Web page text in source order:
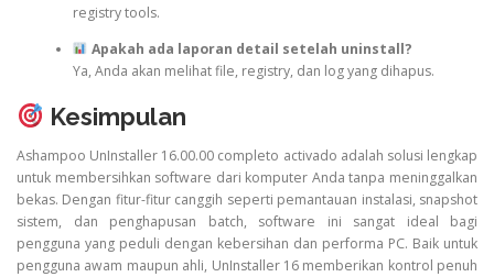
registry tools.
Apakah ada laporan detail setelah uninstall?
Ya, Anda akan melihat file, registry, dan log yang dihapus.
Kesimpulan
Ashampoo UnInstaller 16.00.00 completo activado adalah solusi lengkap
untuk membersihkan software dari komputer Anda tanpa meninggalkan
bekas. Dengan fitur-fitur canggih seperti pemantauan instalasi, snapshot
sistem, dan penghapusan batch, software ini sangat ideal bagi
pengguna yang peduli dengan kebersihan dan performa PC. Baik untuk
pengguna awam maupun ahli, UnInstaller 16 memberikan kontrol penuh